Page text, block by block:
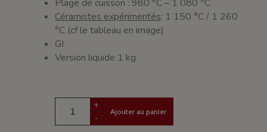
Plage de cuisson : 980 °C – 1 080 °C
Céramistes expérimentés: 1 150 °C / 1 260
°C (cf le tableau en image)
GI
Version liquide 1 kg
+
-
Ajouter au panier